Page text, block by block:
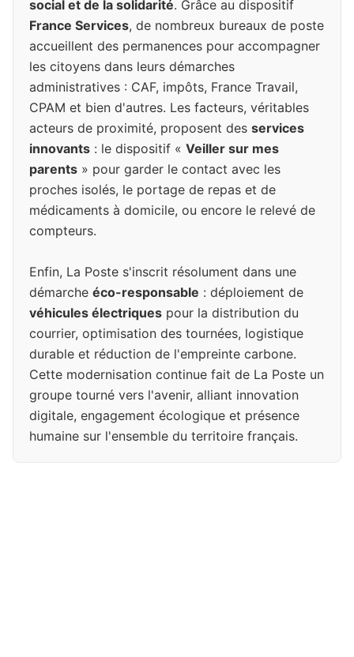
social et de la solidarité. Grâce au dispositif
France Services, de nombreux bureaux de poste
accueillent des permanences pour accompagner
les citoyens dans leurs démarches
administratives : CAF, impôts, France Travail,
CPAM et bien d'autres. Les facteurs, véritables
acteurs de proximité, proposent des services
innovants : le dispositif « Veiller sur mes
parents » pour garder le contact avec les
proches isolés, le portage de repas et de
médicaments à domicile, ou encore le relevé de
compteurs.
Enfin, La Poste s'inscrit résolument dans une
démarche éco-responsable : déploiement de
véhicules électriques pour la distribution du
courrier, optimisation des tournées, logistique
durable et réduction de l'empreinte carbone.
Cette modernisation continue fait de La Poste un
groupe tourné vers l'avenir, alliant innovation
digitale, engagement écologique et présence
humaine sur l'ensemble du territoire français.